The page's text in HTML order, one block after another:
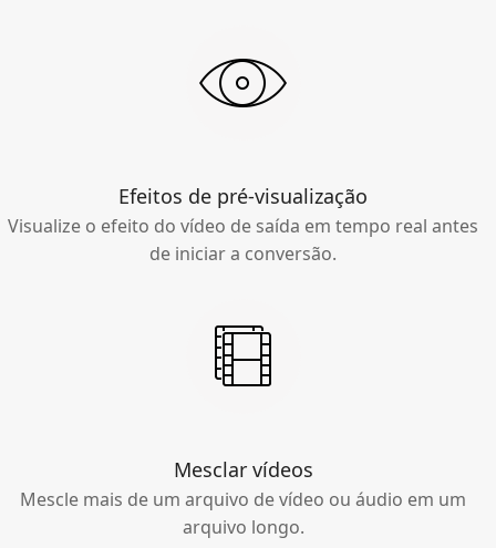
Efeitos de pré-visualização
Visualize o efeito do vídeo de saída em tempo real antes
de iniciar a conversão.
Mesclar vídeos
Mescle mais de um arquivo de vídeo ou áudio em um
arquivo longo.